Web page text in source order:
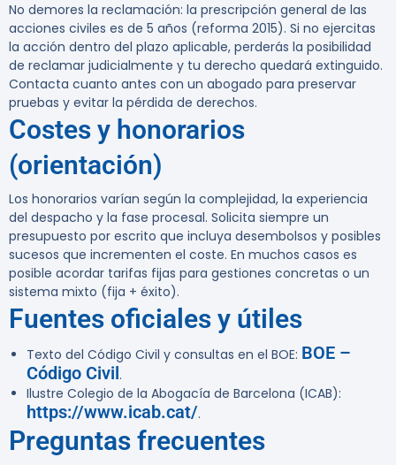
No demores la reclamación: la prescripción general de las
acciones civiles es de 5 años (reforma 2015). Si no ejercitas
la acción dentro del plazo aplicable, perderás la posibilidad
de reclamar judicialmente y tu derecho quedará extinguido.
Contacta cuanto antes con un abogado para preservar
pruebas y evitar la pérdida de derechos.
Costes y honorarios
(orientación)
Los honorarios varían según la complejidad, la experiencia
del despacho y la fase procesal. Solicita siempre un
presupuesto por escrito que incluya desembolsos y posibles
sucesos que incrementen el coste. En muchos casos es
posible acordar tarifas fijas para gestiones concretas o un
sistema mixto (fija + éxito).
Fuentes oficiales y útiles
Texto del Código Civil y consultas en el BOE: BOE –
Código Civil.
Ilustre Colegio de la Abogacía de Barcelona (ICAB):
https://www.icab.cat/.
Preguntas frecuentes